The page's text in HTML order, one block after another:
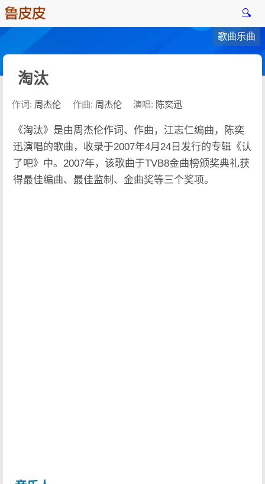
🔍
歌曲乐曲
淘汰
作词: 周杰伦 作曲: 周杰伦 演唱: 陈奕迅
《淘汰》是由周杰伦作词、作曲，江志仁编曲，陈奕
迅演唱的歌曲，收录于2007年4月24日发行的专辑《认
了吧》中。2007年，该歌曲于TVB8金曲榜颁奖典礼获
得最佳编曲、最佳监制、金曲奖等三个奖项。